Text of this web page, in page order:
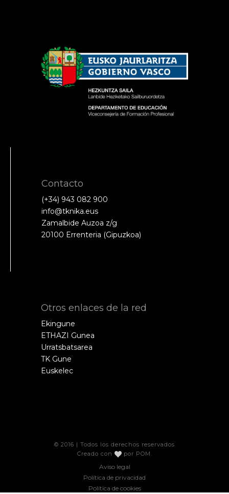
Contacto
(+34) 943 082 900
info@tknika.eus
Zamalbide Auzoa z/g
20100 Errenteria (Gipuzkoa)
Otros enlaces de la red
Ekingune
ETHAZI Gunea
Urratsbatsarea
TK Gune
Euskelec
© 2016 | Todos los derechos reservados
Creado con
por POM .
Aviso legal
Política de privacidad
Política de cookies